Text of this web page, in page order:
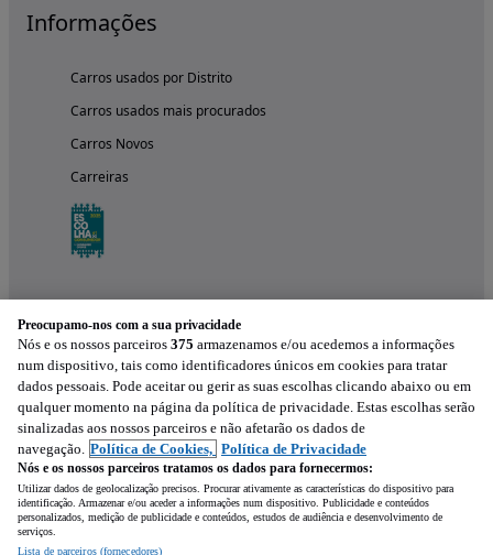
Informações
Carros usados por Distrito
Carros usados mais procurados
Carros Novos
Carreiras
Experimenta a aplicação
Preocupamo-nos com a sua privacidade
Nós e os nossos parceiros 375 armazenamos e/ou acedemos a informações
num dispositivo, tais como identificadores únicos em cookies para tratar
dados pessoais. Pode aceitar ou gerir as suas escolhas clicando abaixo ou em
qualquer momento na página da política de privacidade. Estas escolhas serão
sinalizadas aos nossos parceiros e não afetarão os dados de
navegação. Política de Cookies, Política de Privacidade
Nós e os nossos parceiros tratamos os dados para fornecermos:
Utilizar dados de geolocalização precisos. Procurar ativamente as características do dispositivo para
identificação. Armazenar e/ou aceder a informações num dispositivo. Publicidade e conteúdos
personalizados, medição de publicidade e conteúdos, estudos de audiência e desenvolvimento de
serviços.
Lista de parceiros (fornecedores)